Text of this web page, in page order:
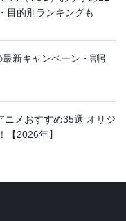
目的別ランキングも
新キャンペーン・割引
ニメおすすめ35選 オリジ
【2026年】